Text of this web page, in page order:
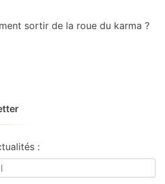
sortir de la roue du karma ?
: